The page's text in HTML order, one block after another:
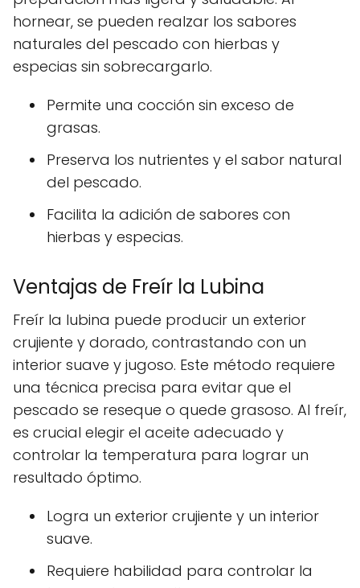
hornear, se pueden realzar los sabores
naturales del pescado con hierbas y
especias sin sobrecargarlo.
Permite una cocción sin exceso de
grasas.
Preserva los nutrientes y el sabor natural
del pescado.
Facilita la adición de sabores con
hierbas y especias.
Ventajas de Freír la Lubina
Freír la lubina puede producir un exterior
crujiente y dorado, contrastando con un
interior suave y jugoso. Este método requiere
una técnica precisa para evitar que el
pescado se reseque o quede grasoso. Al freír,
es crucial elegir el aceite adecuado y
controlar la temperatura para lograr un
resultado óptimo.
Logra un exterior crujiente y un interior
suave.
Requiere habilidad para controlar la